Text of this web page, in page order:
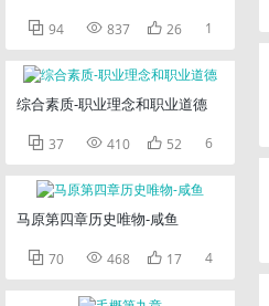
 94  837  26 1
综合素质-职业理念和职业道德
 37  410  52 6
马原第四章历史唯物-咸鱼
 70  468  17 4